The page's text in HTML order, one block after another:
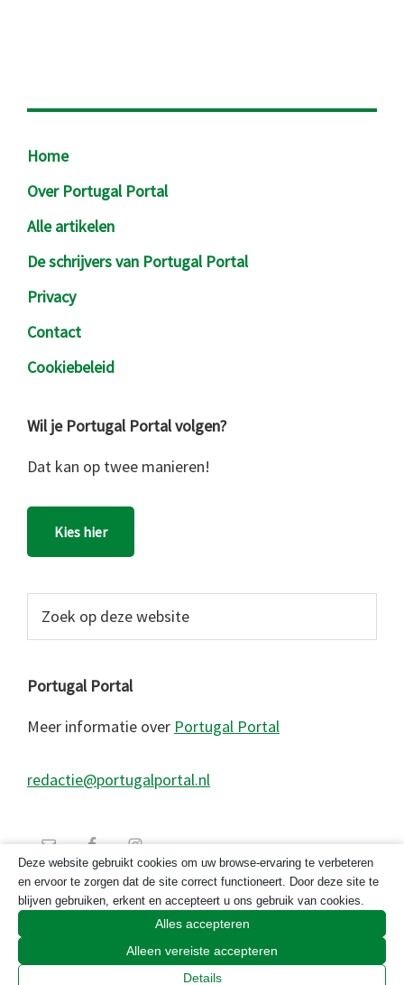
Footer
Home
Over Portugal Portal
Alle artikelen
De schrijvers van Portugal Portal
Privacy
Contact
Cookiebeleid
Wil je Portugal Portal volgen?
Dat kan op twee manieren!
Kies hier
website
Portugal Portal
Meer informatie over Portugal Portal
redactie@portugalportal.nl
© 2026 Copyright Portugal Portal 2023
Deze website gebruikt cookies om uw browse-ervaring te verbeteren
en ervoor te zorgen dat de site correct functioneert. Door deze site te
blijven gebruiken, erkent en accepteert u ons gebruik van cookies.
Alles accepteren
Alleen vereiste accepteren
Details